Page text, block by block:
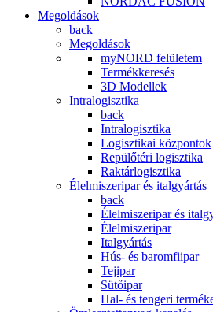
Megoldások
back
Megoldások
myNORD felületem
Termékkeresés
3D Modellek
Intralogisztika
back
Intralogisztika
Logisztikai központok
Repülőtéri logisztika
Raktárlogisztika
Élelmiszeripar és italgyártás
back
Élelmiszeripar és
Élelmiszeripar
Italgyártás
Hús- és baromfiipar
Tejipar
Sütőipar
Hal- és tengeri